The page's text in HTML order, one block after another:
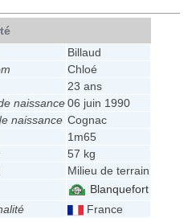
Billaud
Chloé
23 ans
naissance 06 juin 1990
naissance Cognac
1m65
57 kg
Milieu de terrain
Blanquefort
France